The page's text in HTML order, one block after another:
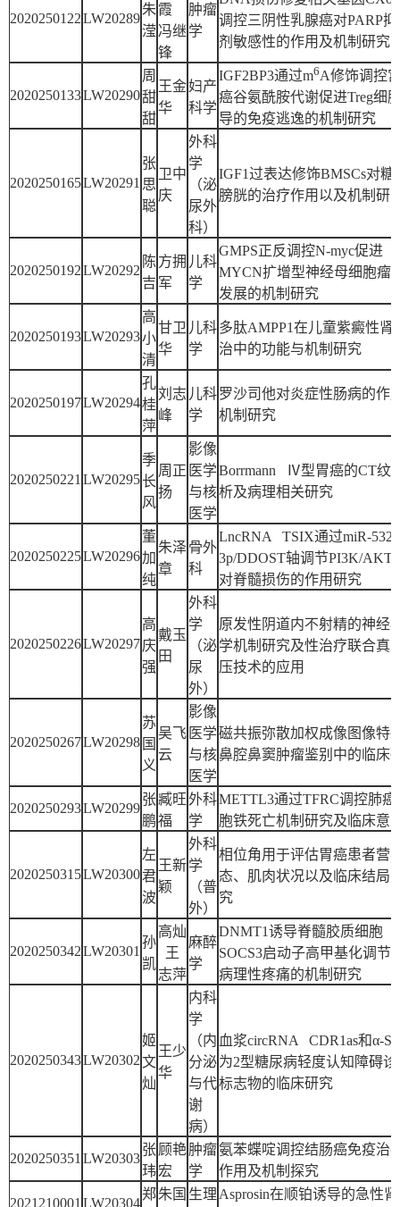
2020250122LW20289
朱
滢
霞
冯继
锋
肿瘤
学
调控三阴性乳腺癌对PARP
剂敏感性的作用及机制研究
2020250133LW20290
周
甜
甜
王金
华
妇产
科学
IGF2BP3通过m6A修饰调控
癌谷氨酰胺代谢促进Treg细
导的免疫逃逸的机制研究
2020250165LW20291
张
思
聪
卫中
庆
外科
学
（泌
尿外
科）
IGF1过表达修饰BMSCs对糖
膀胱的治疗作用以及机制研
2020250192LW20292
陈
吉
方拥
军
儿科
学
GMPS正反调控N-myc促进
MYCN扩增型神经母细胞瘤
发展的机制研究
2020250193LW20293
高
小
清
甘卫
华
儿科
学
多肽AMPP1在儿童紫癜性肾
治中的功能与机制研究
2020250197LW20294
孔
桂
萍
刘志
峰
儿科
学
罗沙司他对炎症性肠病的作
机制研究
2020250221 LW20295
季
长
风
周正
扬
影像
医学
与核
医学
Borrmann Ⅳ型胃癌的CT纹
析及病理相关研究
2020250225LW20296
董
加
纯
朱泽
章
骨外
科
LncRNA TSIX通过miR-532-
3p/DDOST轴调节PI3K/AKT
对脊髓损伤的作用研究
2020250226LW20297
高
庆
强
戴玉
田
外科
学
（泌
尿
外）
原发性阴道内不射精的神经
学机制研究及性治疗联合真
压技术的应用
2020250267LW20298
苏
国
义
吴飞
云
影像
医学
与核
医学
磁共振弥散加权成像图像特
鼻腔鼻窦肿瘤鉴别中的临床
2020250293LW20299
张
鹏
臧旺
福
外科
学
METTL3通过TFRC调控肺癌
胞铁死亡机制研究及临床意
2020250315LW20300
左
君
波
王新
颖
外科
学
（普
外）
相位角用于评估胃癌患者营
态、肌肉状况以及临床结局
究
2020250342LW20301
孙
凯
高灿
王
志萍
麻醉
学
DNMT1诱导脊髓胶质细胞
SOCS3启动子高甲基化调节
病理性疼痛的机制研究
2020250343LW20302
姬
文
灿
王少
华
内科
学
（内
分泌
与代
谢
病）
血浆circRNA CDR1as和α-
为2型糖尿病轻度认知障碍诊
标志物的临床研究
2020250351 LW20303
张
玮
顾艳
宏
肿瘤
学
氨苯蝶啶调控结肠癌免疫治
作用及机制探究
2021210001 LW20304
郑朱国 生理 Asprosin在顺铂诱导的急性